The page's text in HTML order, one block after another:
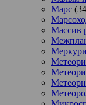
Марс
Массив